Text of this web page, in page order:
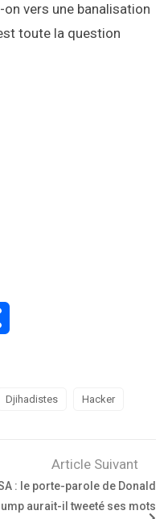
vers une banalisation
toute la question
Djihadistes Hacker
Article Suivant
: le porte-parole de Donald
aurait-il tweeté ses mots